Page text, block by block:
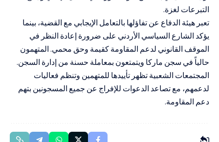
التبرعات لغزة.
تعبر هيئة الدفاع عن تفاؤلها بالتعامل الإيجابي مع القضية، بينما
يؤكد الشارع السياسي الأردني على ضرورة إعادة النظر في
الموقف القانوني لدعم المقاومة كقيمة وحق محمي. المتهمون
حالياً في سجن ماركا ويتمتعون بمعاملة حسنة من إدارة السجن.
المجتمعات الشعبية تظهر تأييدها للمتهمين وتنظم فعاليات
لدعمهم، مع تصاعد الدعوات للإفراج عن جميع المسجونين بتهم
دعم المقاومة.